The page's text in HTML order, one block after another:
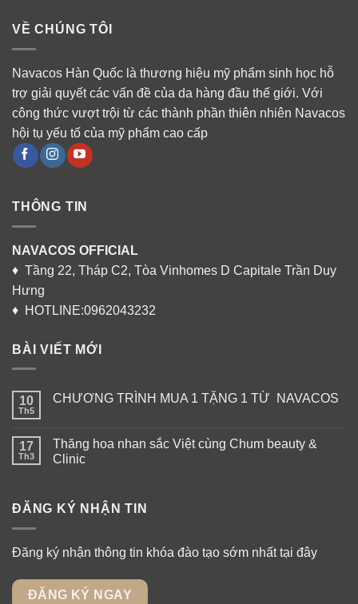
VỀ CHÚNG TÔI
Navacos Hàn Quốc là thương hiệu mỹ phẩm sinh học hỗ
trợ giải quyết các vấn đề của da hàng đầu thế giới. Với
công thức vượt trội từ các thành phần thiên nhiên Navacos
hội tụ yếu tố của mỹ phẩm cao cấp
THÔNG TIN
NAVACOS OFFICIAL
♦ Tầng 22, Tháp C2, Tòa Vinhomes D Capitale Trần Duy
Hưng
♦ HOTLINE:0962043232
BÀI VIẾT MỚI
10
Th5
CHƯƠNG TRÌNH MUA 1 TẶNG 1 TỪ NAVACOS
17
Th3
Thăng hoa nhan sắc Việt cùng Chum beauty &
Clinic
ĐĂNG KÝ NHẬN TIN
Đăng ký nhận thông tin khóa đào tạo sớm nhất tại đây
ĐĂNG KÝ NGAY